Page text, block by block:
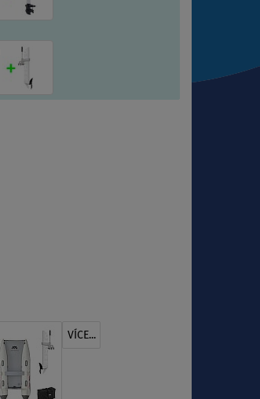
VÍCE...